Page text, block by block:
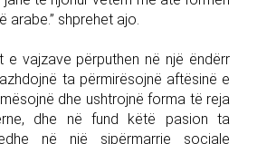
arabe.” shprehet ajo.
e vajzave përputhen në një ëndërr
ta përmirësojnë aftësinë e
dhe ushtrojnë forma të reja
dhe në fund këtë pasion ta
në një sipërmarrje sociale